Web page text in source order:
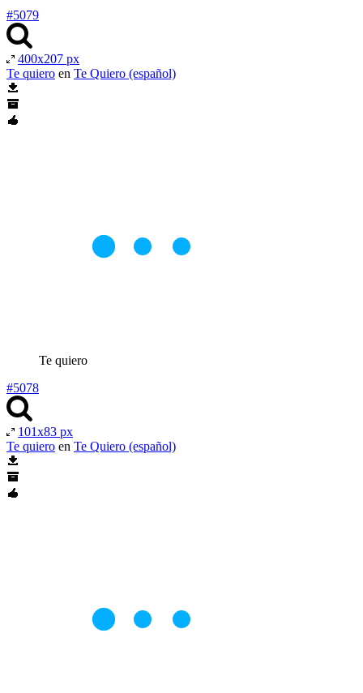
#5079
400x207 px
Te quiero en Te Quiero (español)
Te quiero
#5078
101x83 px
Te quiero en Te Quiero (español)